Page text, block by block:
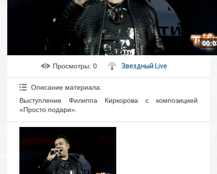
Просмотры: 0 Звездный Live
Описание материала:
Выступление Филиппа Киркорова с композицией
«Просто подари».